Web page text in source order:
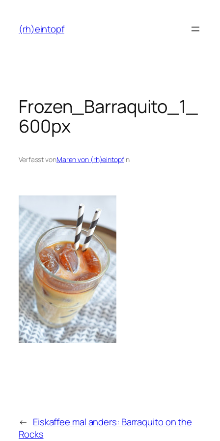
Inhalt
springen
(rh)eintopf
Frozen_Barraquito_1_
600px
Verfasst vonMaren von (rh)eintopfin
← Eiskaffee mal anders: Barraquito on the
Rocks